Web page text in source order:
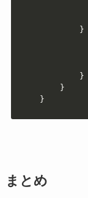
}
        }
    }
}
まとめ